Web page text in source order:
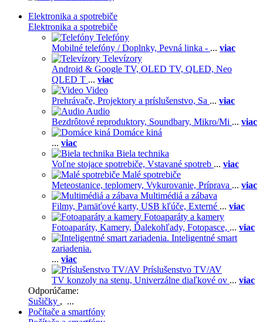
Elektronika a spotrebiče
Elektronika a spotrebiče
Telefóny
Mobilné telefóny / Doplnky, Pevná linka - ... viac
Televízory
Android & Google TV, OLED TV, QLED, Neo
QLED T ... viac
Video
Prehrávače, Projektory a príslušenstvo, Sa ... viac
Audio
Bezdrôtové reproduktory, Soundbary, Mikro/Mi ... viac
Domáce kiná
... viac
Biela technika
Voľne stojace spotrebiče, Vstavané spotreb ... viac
Malé spotrebiče
Meteostanice, teplomery, Vykurovanie, Príprava ... viac
Multimédiá a zábava
Filmy, Pamäťové karty, USB kľúče, Externé ... viac
Fotoaparáty a kamery
Fotoaparáty, Kamery, Ďalekohľady, Fotopasce, ... viac
Inteligentné smart
zariadenia.
... viac
Príslušenstvo TV/AV
TV konzoly na stenu, Univerzálne diaľkové ov ... viac
Odporúčame:
Sušičky , ...
Počítače a smartfóny